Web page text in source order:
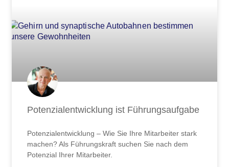
Potenzialentwicklung ist Führungsaufgabe
Potenzialentwicklung – Wie Sie Ihre Mitarbeiter stark
machen? Als Führungskraft suchen Sie nach dem
Potenzial Ihrer Mitarbeiter.